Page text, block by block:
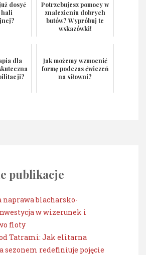
dosyć
hali
Potrzebujesz pomocy w
znalezieniu dobrych
butów? Wypróbuj te
wskazówki!
dla
Jak możemy wzmocnić
formę podczas ćwiczeń
na siłowni?
publikacje
naprawa blacharsko-
w wizerunek i
floty
Tatrami: Jak elitarna
sezonem redefiniuje pojęcie